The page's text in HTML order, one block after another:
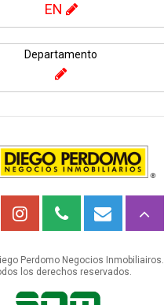
EN
Departamento
Perdomo Negocios Inmobiliairos.
los derechos reservados.